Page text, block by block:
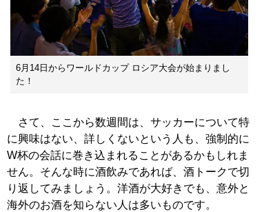
6月14日からワールドカップ ロシア大会が始まりまし
た！
さて、ここから数週間は、サッカーについて特
に興味はない、詳しくないという人も、強制的に
W杯の会話に巻き込まれることがあるかもしれま
せん。そんな時に酒飲みであれば、酒トークで切
り返してみましょう。洋酒が大好きでも、意外と
海外のお酒を知らない人は多いものです。